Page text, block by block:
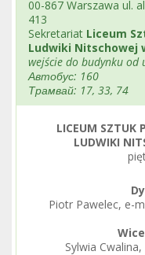
00-867 Warszawa ul.
413
Sekretariat Liceum
Ludwiki Nitschowej
wejście do budynku od
Автобус: 160
Трамвай: 17, 33, 74
LICEUM SZTUK
LUDWIKI
Piotr Pawelec, e-
Sylwia